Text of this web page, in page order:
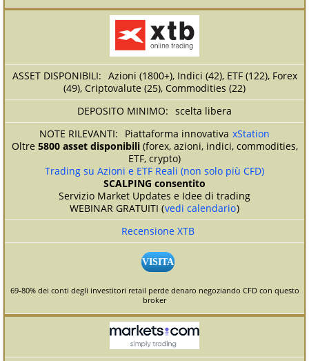
Azioni (1800+), Indici (42), ETF (122), Forex
(49), Criptovalute (25), Commodities (22)
scelta libera
Piattaforma innovativa xStation
Oltre 5800 asset disponibili(forex, azioni, indici, commodities,
ETF, crypto)
Trading su Azioni e ETF Reali (non solo più CFD)
SCALPING consentito
Servizio Market Updates e Idee di trading
WEBINAR GRATUITI (vedi calendario)
Recensione XTB
VISITA
69-80% dei conti degli investitori retail perde denaro negoziando CFD con questo
broker